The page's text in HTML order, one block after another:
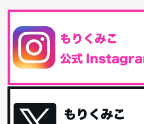
最近、グラノーラ迷子になっていた私です。
味しくて栄養たっぷりのグラノーラを発...
腸活は「食事」だけだと思っていませんか？
腸内環境を整えることは、健康維持の中でい
最近お風呂上がりの炭酸水をシリカシリカに
に髪と爪が丈夫になった気がする。炭酸...